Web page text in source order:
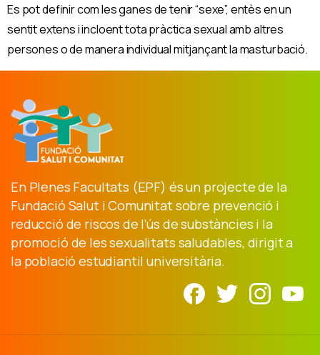
Es pot definir com les ganes de tenir “sexe”, entès en un
sentit extens i incloent tota pràctica sexual amb altres
persones o de manera individual mitjançant la masturbació.
En Plenes Facultats (EPF) és un projecte de la
Fundació Salut i Comunitat sobre prevenció i
reducció de riscos de l’ús de substàncies i la
promoció de les sexualitats saludables, dirigit a
la població estudiantil universitària.